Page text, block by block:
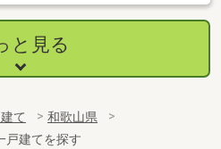
と見る
て
和歌山県
戸建てを探す